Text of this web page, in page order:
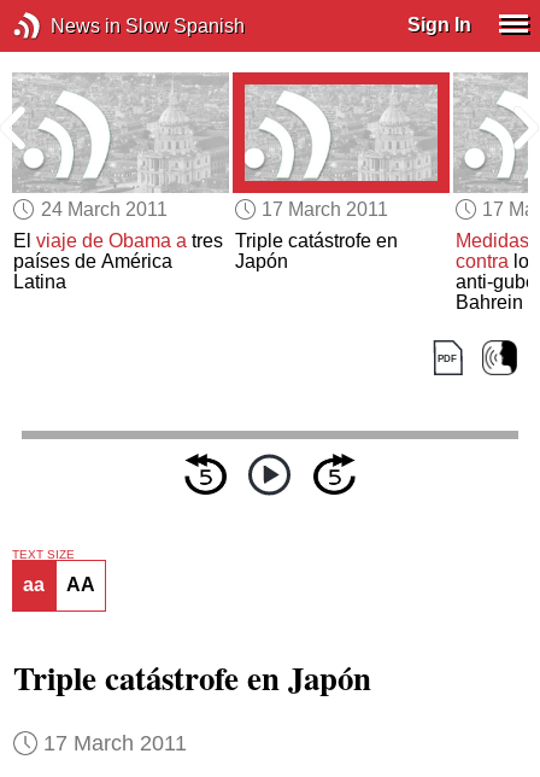
News in Slow Spanish Sign In
24 March 2011
Elviaje de Obama a tres
países de América
Latina
17 March 2011
Triple catástrofe en
Japón
17
Medidas
contralos
anti-
Bahrein
TEXT SIZE
aa AA
Triple catástrofe en Japón
17 March 2011